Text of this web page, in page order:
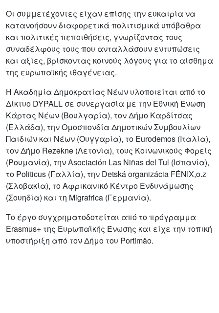
Οι συμμετέχοντες είχαν επίσης την ευκαιρία να
κατανοήσουν διαφορετικά πολιτισμικά υπόβαθρα
και πολιτικές πεποιθήσεις, γνωρίζοντας τους
συναδέλφους τους που ανταλλάσουν εντυπώσεις
και αξίες, βρίσκοντας κοινούς λόγους για το αίσθημα
της ευρωπαϊκής ιθαγένειας.
Η Ακαδημία Δημοκρατίας Νέων υλοποιείται από το
Δίκτυο DYPALL σε συνεργασία με την Εθνική Ένωση
Κάρτας Νέων (Βουλγαρία), τον Δήμο Καρδίτσας
(Ελλάδα), την Ομοσπονδία Δημοτικών Συμβουλίων
Παιδιών και Νέων (Ουγγαρία), το Eurodemos (Ιταλία),
τον Δήμο Rezekne (Λετονία), τους Κοινωνικούς Φορείς
(Ρουμανία), την Asociación Las Niñas del Tul (Ισπανία),
το Politicus (Γαλλία), την Detská organizácia FÉNIX,o.z
(Σλοβακία), το Αφρικανικό Κέντρο Ενδυνάμωσης
(Σουηδία) και τη Migrafrica (Γερμανία).
Το έργο συγχρηματοδοτείται από το πρόγραμμα
Erasmus+ της Ευρωπαϊκής Ένωσης και είχε την τοπική
υποστήριξη από τον Δήμο του Portimão.